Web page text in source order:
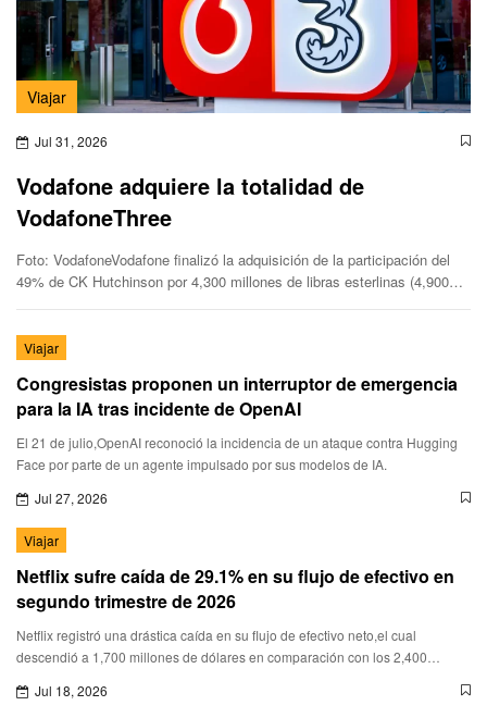
Viajar
Jul 31, 2026
Vodafone adquiere la totalidad de
VodafoneThree
Foto: VodafoneVodafone finalizó la adquisición de la participación del
49% de CK Hutchinson por 4,300 millones de libras esterlinas (4,900
Viajar
Congresistas proponen un interruptor de emergencia
para la IA tras incidente de OpenAI
El 21 de julio,OpenAI reconoció la incidencia de un ataque contra Hugging
Face por parte de un agente impulsado por sus modelos de IA.
Jul 27, 2026
Viajar
Netflix sufre caída de 29.1% en su flujo de efectivo en
segundo trimestre de 2026
Netflix registró una drástica caída en su flujo de efectivo neto,el cual
descendió a 1,700 millones de dólares en comparación con los 2,400
Jul 18, 2026